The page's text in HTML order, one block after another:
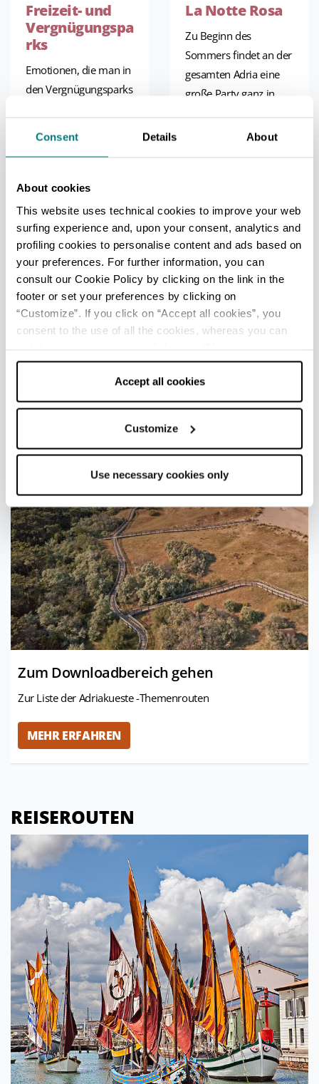
Consent Details About
About cookies
This website uses technical cookies to improve your web
surfing experience and, upon your consent, analytics and
profiling cookies to personalise content and ads based on
your preferences. For further information, you can
consult our Cookie Policy by clicking on the link in the
footer or set your preferences by clicking on
“Customize”. If you click on “Accept all cookies”, you
consent to the use of all the cookies, whereas you can
cookies only” and only the technical cookies for the
correct functioning of the website will be used.
Accept all cookies
Customize
Use necessary cookies only
Freizeit- und
Vergnügungspa
rks
Emotionen, die man in
den Vergnügungsparks
Mehr lesen
La Notte Rosa
Zu Beginn des
Sommers findet an der
gesamten Adria eine
große Party ganz in
ihre ausgelassene und
DOWNLOAD
Zum Downloadbereich gehen
Zur Liste der Adriakueste -Themenrouten
MEHR ERFAHREN
REISEROUTEN